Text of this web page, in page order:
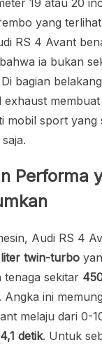
19 atau 20
yang
RS 4 Avant
ia bukan
bagian
exhaust
mobil sport yang
Performa
Audi RS 4
twin-turbo
tenaga sekitar
. Angka ini
melaju dari 0-
4,1 detik. Untuk